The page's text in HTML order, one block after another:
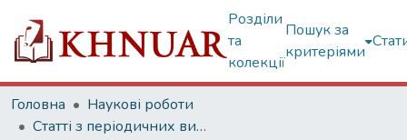
Розділи
та
колекції
Пошук за
критеріями
Головна
Наукові роботи
Статті з періодичних видань